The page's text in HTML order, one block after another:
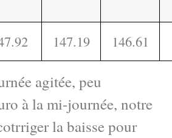
147.19 146.61
agitée, peu
à la mi-journée, notre
la baisse pour